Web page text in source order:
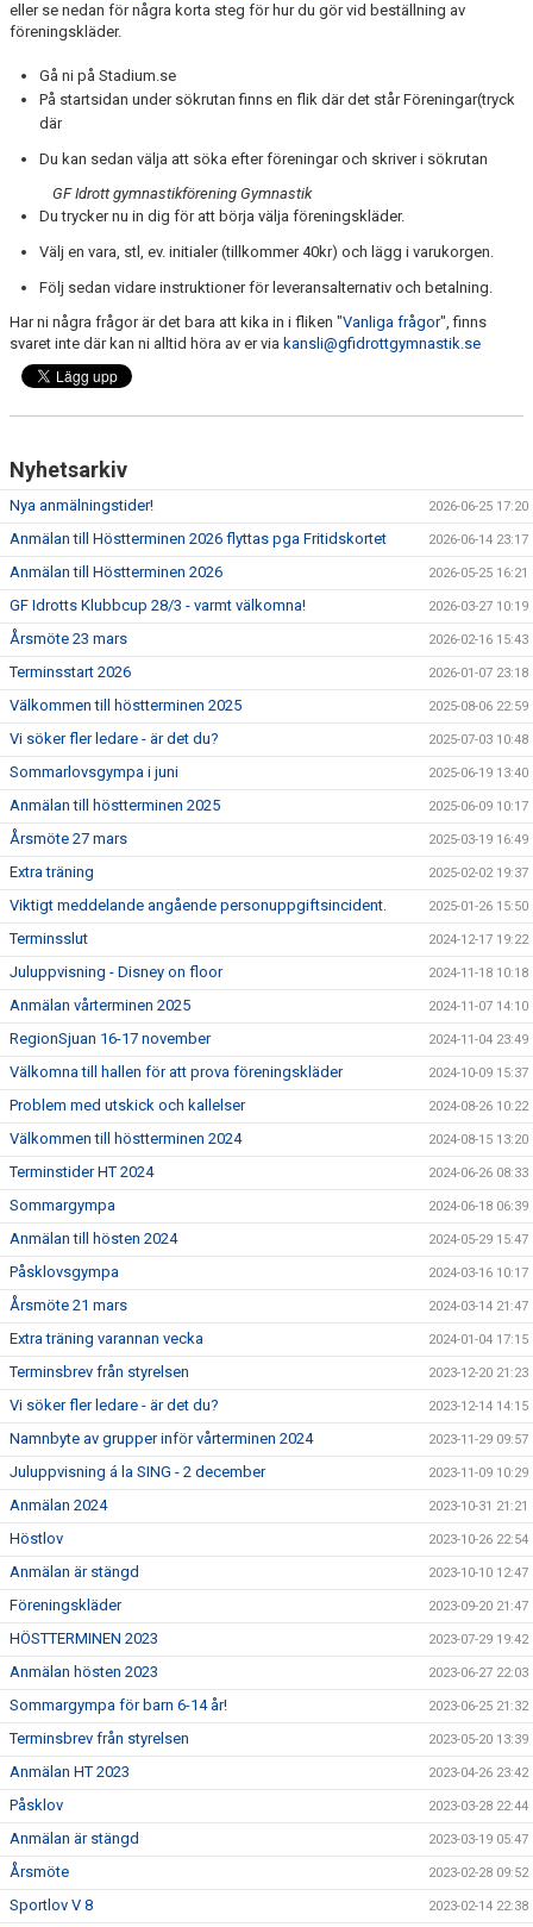
eller se nedan för några korta steg för hur du gör vid beställning av
föreningskläder.
Gå ni på Stadium.se
På startsidan under sökrutan finns en flik där det står Föreningar(tryck
där
Du kan sedan välja att söka efter föreningar och skriver i sökrutan
GF Idrott gymnastikförening Gymnastik
Du trycker nu in dig för att börja välja föreningskläder.
Välj en vara, stl, ev. initialer (tillkommer 40kr) och lägg i varukorgen.
Följ sedan vidare instruktioner för leveransalternativ och betalning.
Har ni några frågor är det bara att kika in i fliken "Vanliga frågor", finns
svaret inte där kan ni alltid höra av er via kansli@gfidrottgymnastik.se
Nyhetsarkiv
Nya anmälningstider! 2026-06-25 17:20
Anmälan till Höstterminen 2026 flyttas pga Fritidskortet 2026-06-14 23:17
Anmälan till Höstterminen 2026 2026-05-25 16:21
GF Idrotts Klubbcup 28/3 - varmt välkomna! 2026-03-27 10:19
Årsmöte 23 mars 2026-02-16 15:43
Terminsstart 2026 2026-01-07 23:18
Välkommen till höstterminen 2025 2025-08-06 22:59
Vi söker fler ledare - är det du? 2025-07-03 10:48
Sommarlovsgympa i juni 2025-06-19 13:40
Anmälan till höstterminen 2025 2025-06-09 10:17
Årsmöte 27 mars 2025-03-19 16:49
Extra träning 2025-02-02 19:37
Viktigt meddelande angående personuppgiftsincident. 2025-01-26 15:50
Terminsslut 2024-12-17 19:22
Juluppvisning - Disney on floor 2024-11-18 10:18
Anmälan vårterminen 2025 2024-11-07 14:10
RegionSjuan 16-17 november 2024-11-04 23:49
Välkomna till hallen för att prova föreningskläder 2024-10-09 15:37
Problem med utskick och kallelser 2024-08-26 10:22
Välkommen till höstterminen 2024 2024-08-15 13:20
Terminstider HT 2024 2024-06-26 08:33
Sommargympa 2024-06-18 06:39
Anmälan till hösten 2024 2024-05-29 15:47
Påsklovsgympa 2024-03-16 10:17
Årsmöte 21 mars 2024-03-14 21:47
Extra träning varannan vecka 2024-01-04 17:15
Terminsbrev från styrelsen 2023-12-20 21:23
Vi söker fler ledare - är det du? 2023-12-14 14:15
Namnbyte av grupper inför vårterminen 2024 2023-11-29 09:57
Juluppvisning á la SING - 2 december 2023-11-09 10:29
Anmälan 2024 2023-10-31 21:21
Höstlov 2023-10-26 22:54
Anmälan är stängd 2023-10-10 12:47
Föreningskläder 2023-09-20 21:47
HÖSTTERMINEN 2023 2023-07-29 19:42
Anmälan hösten 2023 2023-06-27 22:03
Sommargympa för barn 6-14 år! 2023-06-25 21:32
Terminsbrev från styrelsen 2023-05-20 13:39
Anmälan HT 2023 2023-04-26 23:42
Påsklov 2023-03-28 22:44
Anmälan är stängd 2023-03-19 05:47
Årsmöte 2023-02-28 09:52
Sportlov V 8 2023-02-14 22:38